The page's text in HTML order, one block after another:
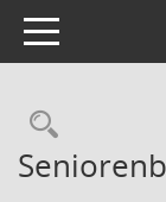
Toggle navigation